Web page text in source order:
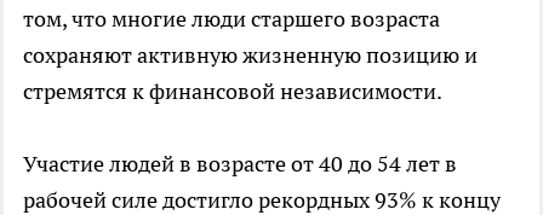
том, что многие люди старшего возраста
сохраняют активную жизненную позицию и
стремятся к финансовой независимости.
Участие людей в возрасте от 40 до 54 лет в
рабочей силе достигло рекордных 93% к концу